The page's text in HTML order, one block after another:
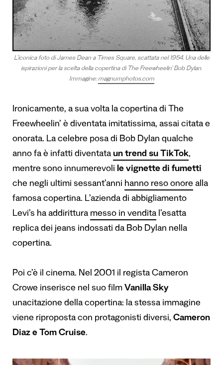
L’iconica foto di James Dean a Times Square, scattata nel 1954. Una delle
ispirazioni per la scelta della copertina di The Freewheelin’ Bob Dylan.
Immagine: magnumphotos.com
Ironicamente, a sua volta la copertina di The
Freewheelin’ è diventata imitatissima, assai citata e
onorata. La celebre posa di Bob Dylan qualche
anno fa è infatti diventata un trend su TikTok,
mentre sono innumerevoli le vignette di fumetti
che negli ultimi sessant’anni hanno reso onore alla
famosa copertina. L’azienda di abbigliamento
Levi’s ha addirittura messo in vendita l’esatta
replica dei jeans indossati da Bob Dylan nella
copertina.
Poi c’è il cinema. Nel 2001 il regista Cameron
Crowe inserisce nel suo film Vanilla Sky
unacitazione della copertina: la stessa immagine
viene riproposta con protagonisti diversi, Cameron
Diaz e Tom Cruise.